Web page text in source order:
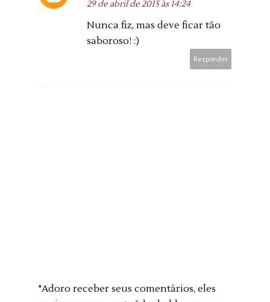
29 de abril de 2015 às 14:24
Nunca fiz, mas deve ficar tão
saboroso! :)
Responder
"Adoro receber seus comentários, eles